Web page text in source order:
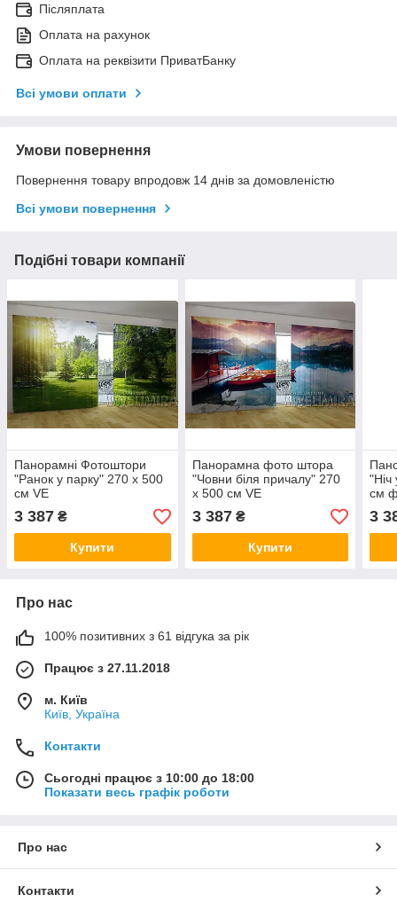
Післяплата
Оплата на рахунок
Оплата на реквізити ПриватБанку
Всі умови оплати
Умови повернення
Повернення товару впродовж 14 днів за домовленістю
Всі умови повернення
Подібні товари компанії
Панорамні Фотоштори
"Ранок у парку" 270 х 500
см VE
3 387 ₴
Купити
Панорамна фото штора
"Човни біля причалу" 270
х 500 см VE
3 387₴
Купити
"Ніч
см
3
Про нас
100% позитивних з 61 відгука за рік
Працює з 27.11.2018
м. Київ
Київ, Україна
Контакти
Сьогодні працює з 10:00 до 18:00
Показати весь графік роботи
Про нас
Контакти